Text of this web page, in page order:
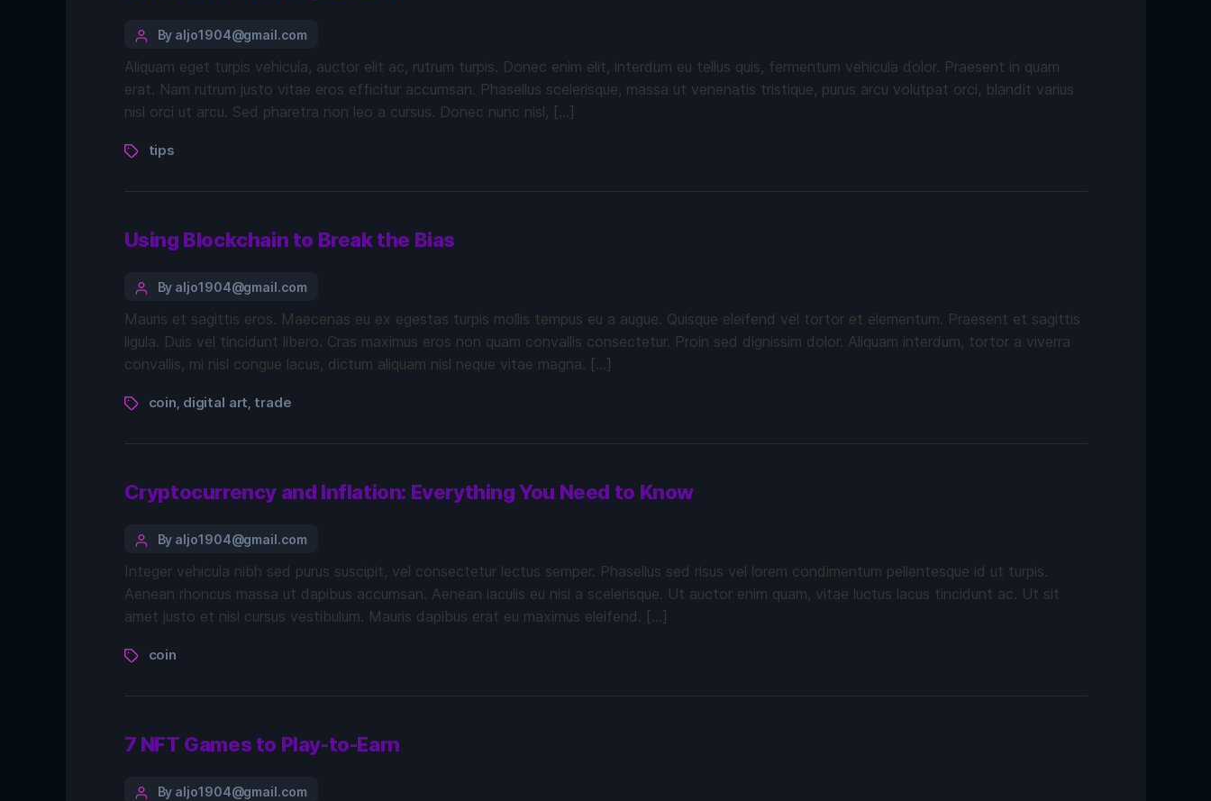
By aljo1904@gmail.com
Aliquam eget turpis vehicula, auctor elit ac, rutrum turpis. Donec enim elit, interdum eu tellus quis, fermentum vehicula dolor. Praesent in quam
erat. Nam rutrum justo vitae eros efficitur accumsan. Phasellus scelerisque, massa ut venenatis tristique, purus arcu volutpat orci, blandit varius
nisl orci ut arcu. Sed pharetra non leo a cursus. Donec nunc nisl, […]
tips
Using Blockchain to Break the Bias
By aljo1904@gmail.com
Mauris et sagittis eros. Maecenas eu ex egestas turpis mollis tempus eu a augue. Quisque eleifend vel tortor et elementum. Praesent et sagittis
ligula. Duis vel tincidunt libero. Cras maximus eros non quam convallis consectetur. Proin sed dignissim dolor. Aliquam interdum, tortor a viverra
convallis, mi nisl congue lacus, dictum aliquam nisl neque vitae magna. […]
coin digital art trade
Cryptocurrency and Inflation: Everything You Need to Know
By aljo1904@gmail.com
Integer vehicula nibh sed purus suscipit, vel consectetur lectus semper. Phasellus sed risus vel lorem condimentum pellentesque id ut turpis.
Aenean rhoncus massa ut dapibus accumsan. Aenean iaculis eu nisi a scelerisque. Ut auctor enim quam, vitae luctus lacus tincidunt ac. Ut sit
amet justo et nisl cursus vestibulum. Mauris dapibus erat eu maximus eleifend. […]
coin
7 NFT Games to Play-to-Earn
By aljo1904@gmail.com